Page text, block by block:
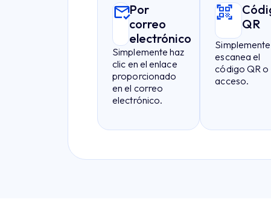
Por
correo
electrónico
Simplemente haz
clic en el enlace
proporcionado
en el correo
electrónico.
QR
Simplemente
escanea el
código QR o
acceso.